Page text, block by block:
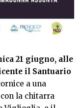
21 giugno, alle
il Santuario
a una
con la chitarra